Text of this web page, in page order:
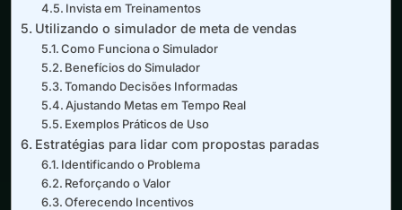
Invista em Treinamentos
Utilizando o simulador de meta de vendas
Como Funciona o Simulador
Benefícios do Simulador
Tomando Decisões Informadas
Ajustando Metas em Tempo Real
Exemplos Práticos de Uso
Estratégias para lidar com propostas paradas
Identificando o Problema
Reforçando o Valor
Oferecendo Incentivos